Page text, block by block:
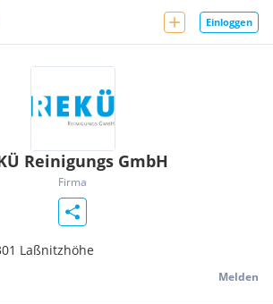
Einloggen
Reinigungs GmbH
Firma
Laßnitzhöhe
Melden